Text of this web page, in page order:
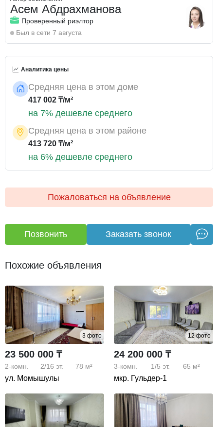
салоны красоты, школы и детские сады, остановка.
⚖️ Дополнительная информация:
📑 Юридически чистая
💳 Подходит под ипотеку — поможем оформить даже
без первоначального взноса и без подтверждения
доходов!
Асем Абдрахманова
Проверенный риэлтор
Был в сети 7 августа
Аналитика цены
Средняя цена в этом доме
417 002 ₸/м²
на 7% дешевле среднего
Средняя цена в этом районе
413 720 ₸/м²
на 6% дешевле среднего
Пожаловаться на объявление
Позвонить Заказать звонок
Похожие объявления
3 фото
23 500 000 ₸
2-комн. 2/16 эт. 78 м²
ул. Момышулы
12 фото
24 200 000 ₸
3-комн. 1/5 эт. 65 м²
мкр. Гульдер-1